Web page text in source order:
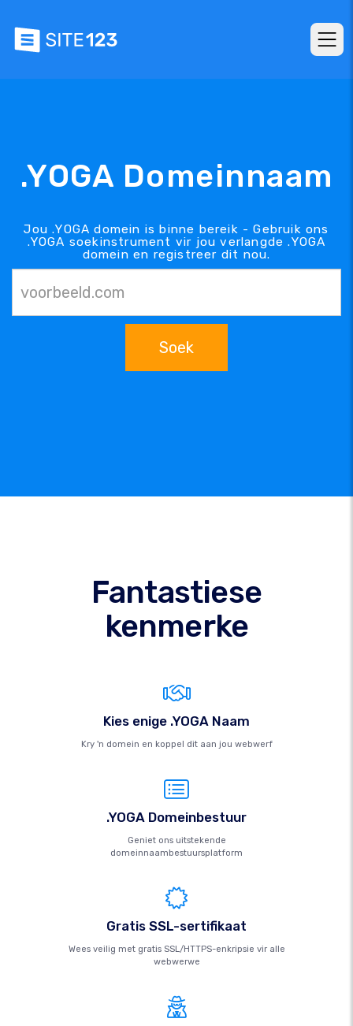
.YOGA Domeinnaam
Jou .YOGA domein is binne bereik - Gebruik ons
.YOGA soekinstrument vir jou verlangde .YOGA
domein en registreer dit nou.
Soek
Fantastiese
kenmerke
Kies enige .YOGA Naam
Kry 'n domein en koppel dit aan jou webwerf
.YOGA Domeinbestuur
Geniet ons uitstekende
domeinnaambestuursplatform
Gratis SSL-sertifikaat
Wees veilig met gratis SSL/HTTPS-enkripsie vir alle
webwerwe